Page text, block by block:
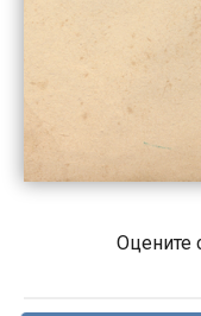
Оцените